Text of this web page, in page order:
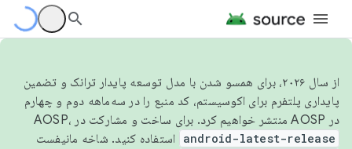
از سال ۲۰۲۶، برای همسو شدن با مدل توسعه پایدار ترانک و تضمین
پایداری پلتفرم برای اکوسیستم، کد منبع را در سه‌ماهه دوم و چهارم
در AOSP منتشر خواهیم کرد. برای ساخت و مشارکت در AOSP،
android-latest-release استفاده کنید. شاخه مانیفست